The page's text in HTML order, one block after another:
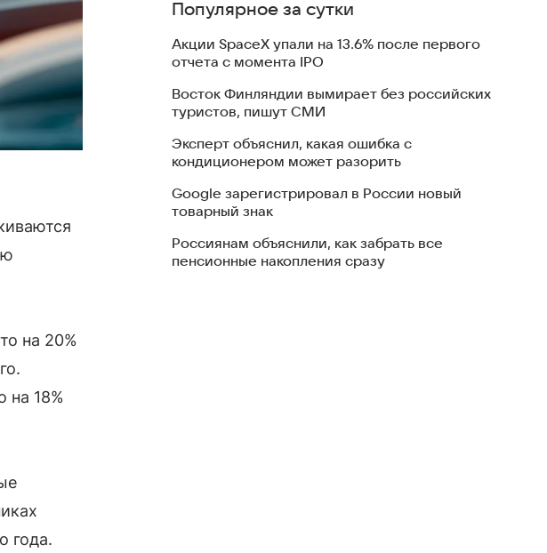
на 20%
на 18%
года.
Популярное за сутки
Акции SpaceX упали на 13.6% после первого
отчета с момента IPO
Восток Финляндии вымирает без российских
туристов, пишут СМИ
Эксперт объяснил, какая ошибка с
кондиционером может разорить
Google зарегистрировал в России новый
товарный знак
Россиянам объяснили, как забрать все
пенсионные накопления сразу